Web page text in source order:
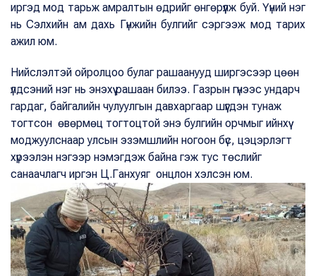
иргэд мод тарьж амралтын өдрийг өнгөрүүлж буй. Үүний нэг
нь Сэлхийн ам дахь Гүнжийн булгийг сэргээж мод тарих
ажил юм.
Нийслэлтэй ойролцоо булаг рашаанууд ширгэсээр цөөн
үлдсэний нэг нь энэхүү рашаан билээ. Газрын гүнээс ундарч
гардаг, байгалийн чулуулгын давхаргаар шүүгдэн тунаж
тогтсон өвөрмөц тогтоцтой энэ булгийн орчмыг ийнхүү
моджуулснаар улсын эзэмшлийн ногоон бүс, цэцэрлэгт
хүрээлэн нэгээр нэмэгдэж байна гэж тус төслийг
санаачлагч иргэн Ц.Ганхуяг онцлон хэлсэн юм.